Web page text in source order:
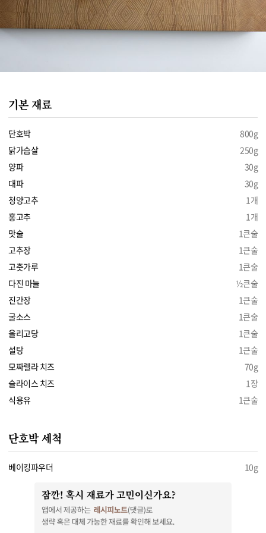
기본 재료
단호박
800g
닭가슴살
250g
양파
30g
대파
30g
청양고추
1개
홍고추
1개
맛술
1큰술
고추장
1큰술
고춧가루
1큰술
다진 마늘
½큰술
진간장
1큰술
굴소스
1큰술
올리고당
1큰술
설탕
1큰술
모짜렐라 치즈
70g
슬라이스 치즈
1장
식용유
1큰술
단호박 세척
베이킹파우더 10g